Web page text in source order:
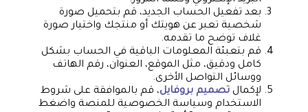
بعد تفعيل الحساب الجديد، قم بتحميل صورة
شخصية تعبر عن هويتك أو منتجك واختيار صورة
غلاف توضح ما تقدمه.
قم بتعبئة المعلومات الباقية في الحساب بشكل
كامل ودقيق، مثل الموقع، العنوان، رقم الهاتف
ووسائل التواصل الأخرى.
لإكمال تصميم بروفايل، قم بالموافقة على شروط
الاستخدام وسياسة الخصوصية للمنصة واضغط